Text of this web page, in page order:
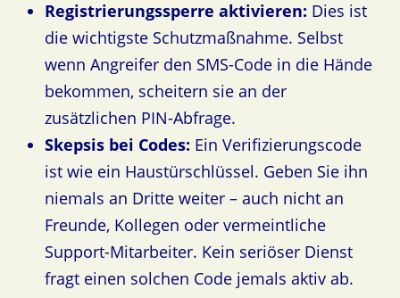
Registrierungssperre aktivieren: Dies ist
die wichtigste Schutzmaßnahme. Selbst
wenn Angreifer den SMS-Code in die Hände
bekommen, scheitern sie an der
zusätzlichen PIN-Abfrage.
Skepsis bei Codes: Ein Verifizierungscode
ist wie ein Haustürschlüssel. Geben Sie ihn
niemals an Dritte weiter – auch nicht an
Freunde, Kollegen oder vermeintliche
Support-Mitarbeiter. Kein seriöser Dienst
fragt einen solchen Code jemals aktiv ab.